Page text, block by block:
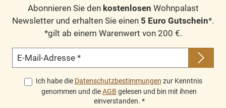
Abonnieren Sie den kostenlosen Wohnpalast
Newsletter und erhalten Sie einen 5 Euro Gutschein*.
*gilt ab einem Warenwert von 200 €.
E-Mail-Adresse *
Ich habe die Datenschutzbestimmungen zur Kenntnis
genommen und dieAGB gelesen und bin mit ihnen
einverstanden. *